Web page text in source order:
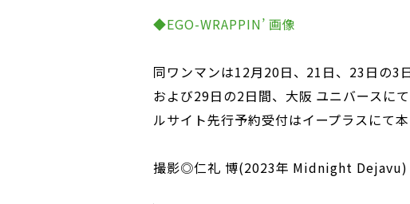
◆EGO-WRAPPIN’ 画像
同ワンマンは12月20日、21日、23日の3
および29日の2日間、大阪 ユニバースに
ルサイト先行予約受付はイープラスにて
撮影◎仁礼 博(2023年 Midnight Dejavu)